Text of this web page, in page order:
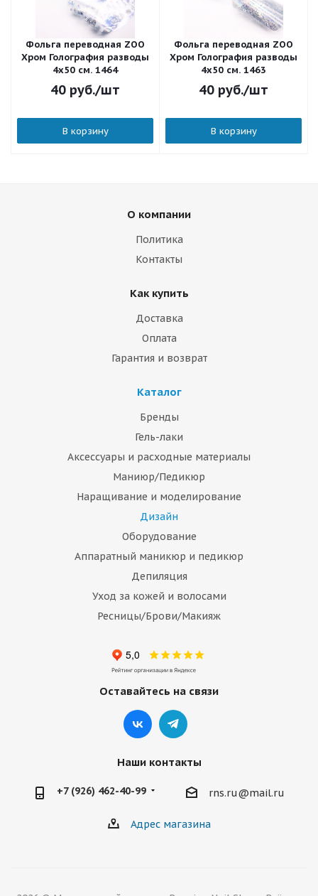
Фольга переводная ZOO
Хром Голография разводы
4х50 см. 1464
40 руб./шт
В корзину
Фольга переводная ZOO
Хром Голография разводы
4х50 см. 1463
40 руб./шт
В корзину
О компании
Политика
Контакты
Как купить
Доставка
Оплата
Гарантия и возврат
Каталог
Бренды
Гель-лаки
Аксессуары и расходные материалы
Маниюр/Педикюр
Наращивание и моделирование
Дизайн
Оборудование
Аппаратный маникюр и педикюр
Депиляция
Уход за кожей и волосами
Ресницы/Брови/Макияж
Оставайтесь на связи
Наши контакты
+7 (926) 462-40-99 rns.ru@mail.ru
Адрес магазина